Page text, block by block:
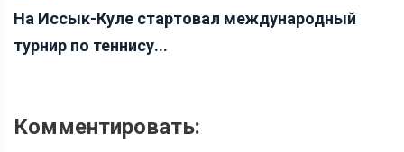
На Иссык-Куле стартовал международный
турнир по теннису...
Комментировать: